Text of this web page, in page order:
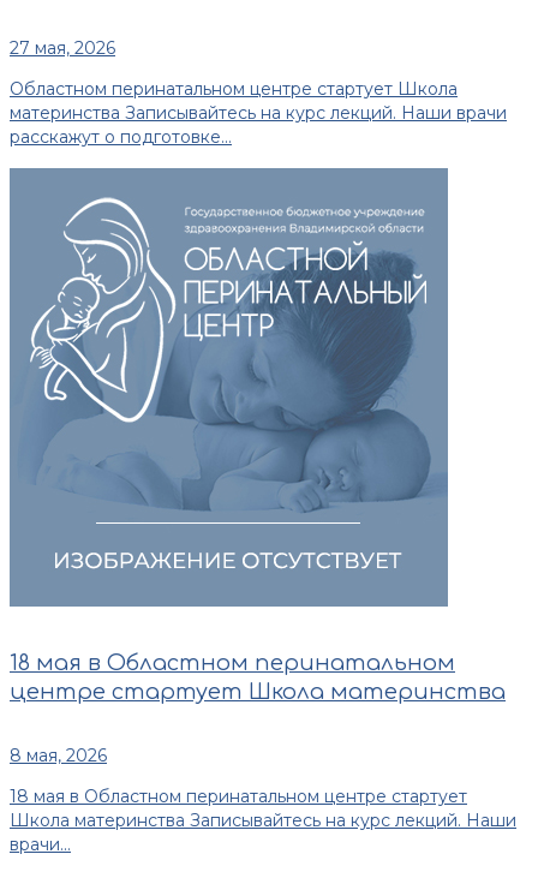
27 мая, 2026
Областном перинатальном центре стартует Школа
материнства Записывайтесь на курс лекций. Наши врачи
расскажут о подготовке...
18 мая в Областном перинатальном
центре стартует Школа материнства
8 мая, 2026
18 мая в Областном перинатальном центре стартует
Школа материнства Записывайтесь на курс лекций. Наши
врачи...